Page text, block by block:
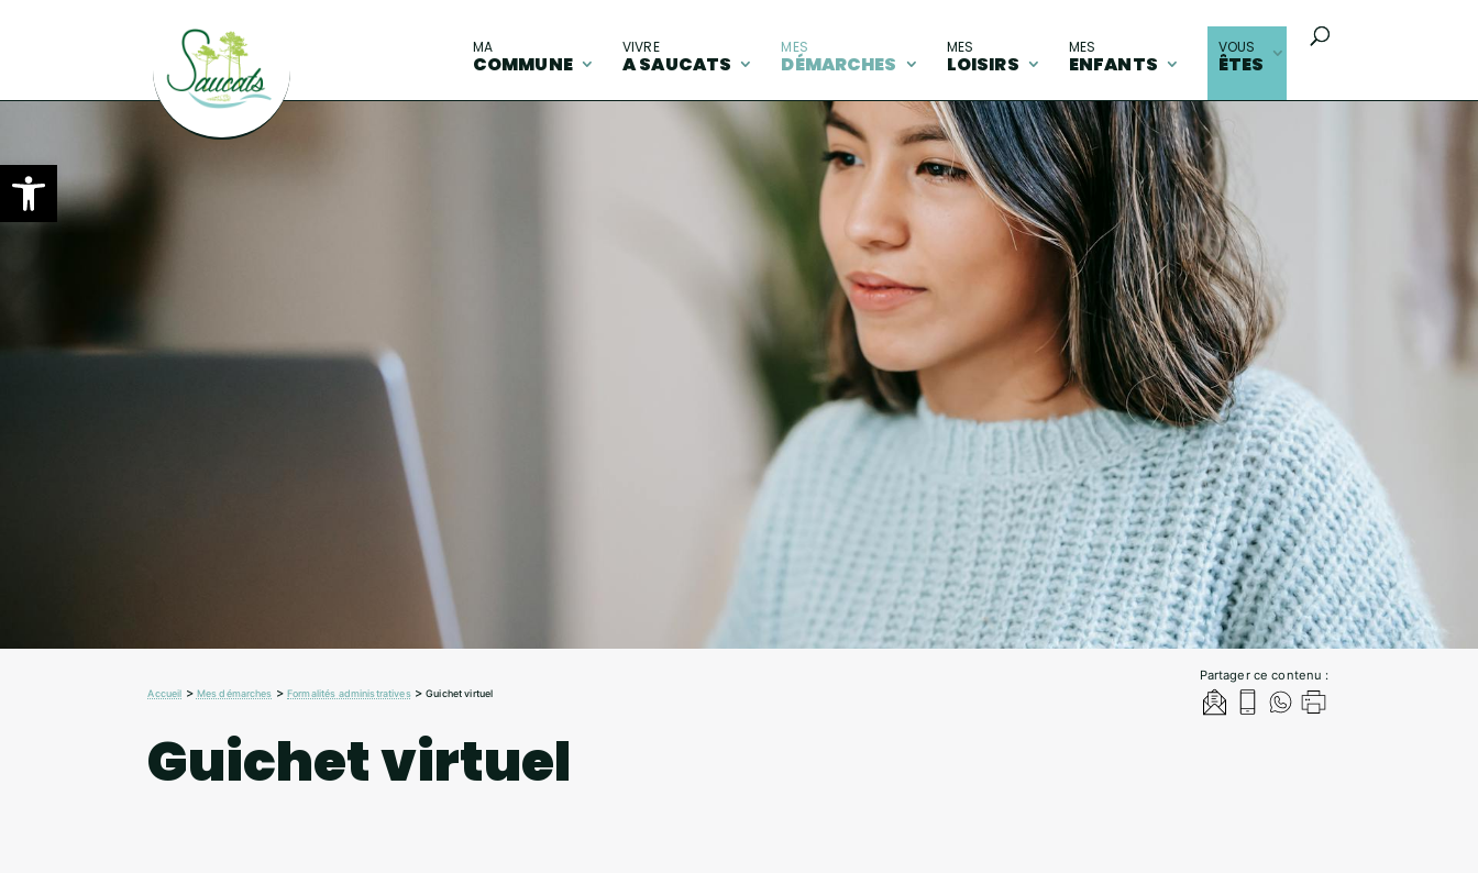
Ouvrir la barre d’outils
MA
COMMUNE
VIVRE
A SAUCATS
MES
DÉMARCHES
MES
LOISIRS
MES
ENFANTS
VOUS
ÊTES
Partager ce contenu :
Accueil > Mes démarches >Formalités administratives>Guichet virtuel
Guichet virtuel